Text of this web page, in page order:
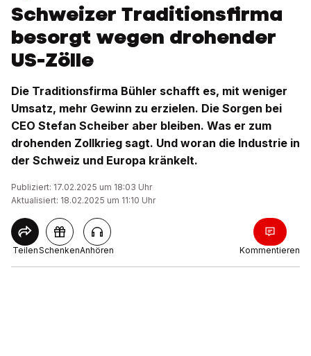
Schweizer Traditionsfirma
besorgt wegen drohender
US-Zölle
Die Traditionsfirma Bühler schafft es, mit weniger
Umsatz, mehr Gewinn zu erzielen. Die Sorgen bei
CEO Stefan Scheiber aber bleiben. Was er zum
drohenden Zollkrieg sagt. Und woran die Industrie in
der Schweiz und Europa kränkelt.
Publiziert: 17.02.2025 um 18:03 Uhr
Aktualisiert: 18.02.2025 um 11:10 Uhr
TeilenSchenkenAnhören Kommentieren